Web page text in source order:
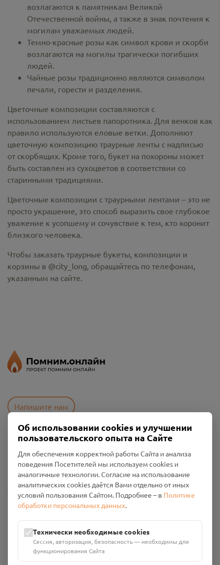
возлагаются к памятникам Великой
Отечественной войны, а также в знак почтения к
могилам уважаемых людей.
Темно-красные розы как символ крови и скорби
возлагаются на могилы трагически погибших
людей.
Чайные розы традиционно являются символом
печали, горести и разделения.
Цветочные композиции составляются с
использованием листьев папоротника. Для венков как
правило используются еловые ветки. Дополняют
цветочную композицию траурные ленты с надписью
от скорбящих. Кроме того, букет на похороны может
быть составлен из сухоцветов в соответствии со
старинными традициями.
Цветочные композиции с траурными лентами – это не
просто украшение, это способ выразить свое глубокое
уважение к усопшему и сочувствие к тем, кто хоронит
близкого человека.
Чтобы заказать траурные букеты, композиции и
корзины в @city_long, обращайтесь по телефонам,
указанным на сайте.
Напишите нам
Политика конфиденциальности
Промо-материалы
Настройки cookies
Общество с ограниченной ответственностью «Смоленский
Проект Помним»
ИНН: 6700029207 ОГРН: 1256700001986
Юридический адрес: 216790, Смоленская область, р-н
Руднянский, г. Рудня, улица Западная, д. 26А, пом. 18
Номер счёта: 40702810901130004287 в АО "АЛЬФА-БАНК"
Об использовании cookies и улучшении
пользовательского опыта на Сайте
Для обеспечения корректной работы Сайта и анализа
поведения Посетителей мы используем cookies и
аналогичные технологии. Согласие на использование
аналитических cookies даётся Вами отдельно от иных
условий пользования Сайтом. Подробнее – в Политике
обработки персональных данных.
Технически необходимые cookies
Сессия, авторизация, безопасность — необходимы для
функционирования Сайта